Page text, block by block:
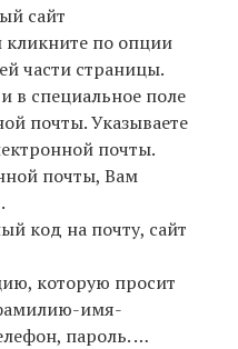
сайт
кликните по опции
части страницы.
в специальное поле
почты. Указываете
почты.
почты, Вам
код на почту, сайт
которую просит
имя-
пароль. …